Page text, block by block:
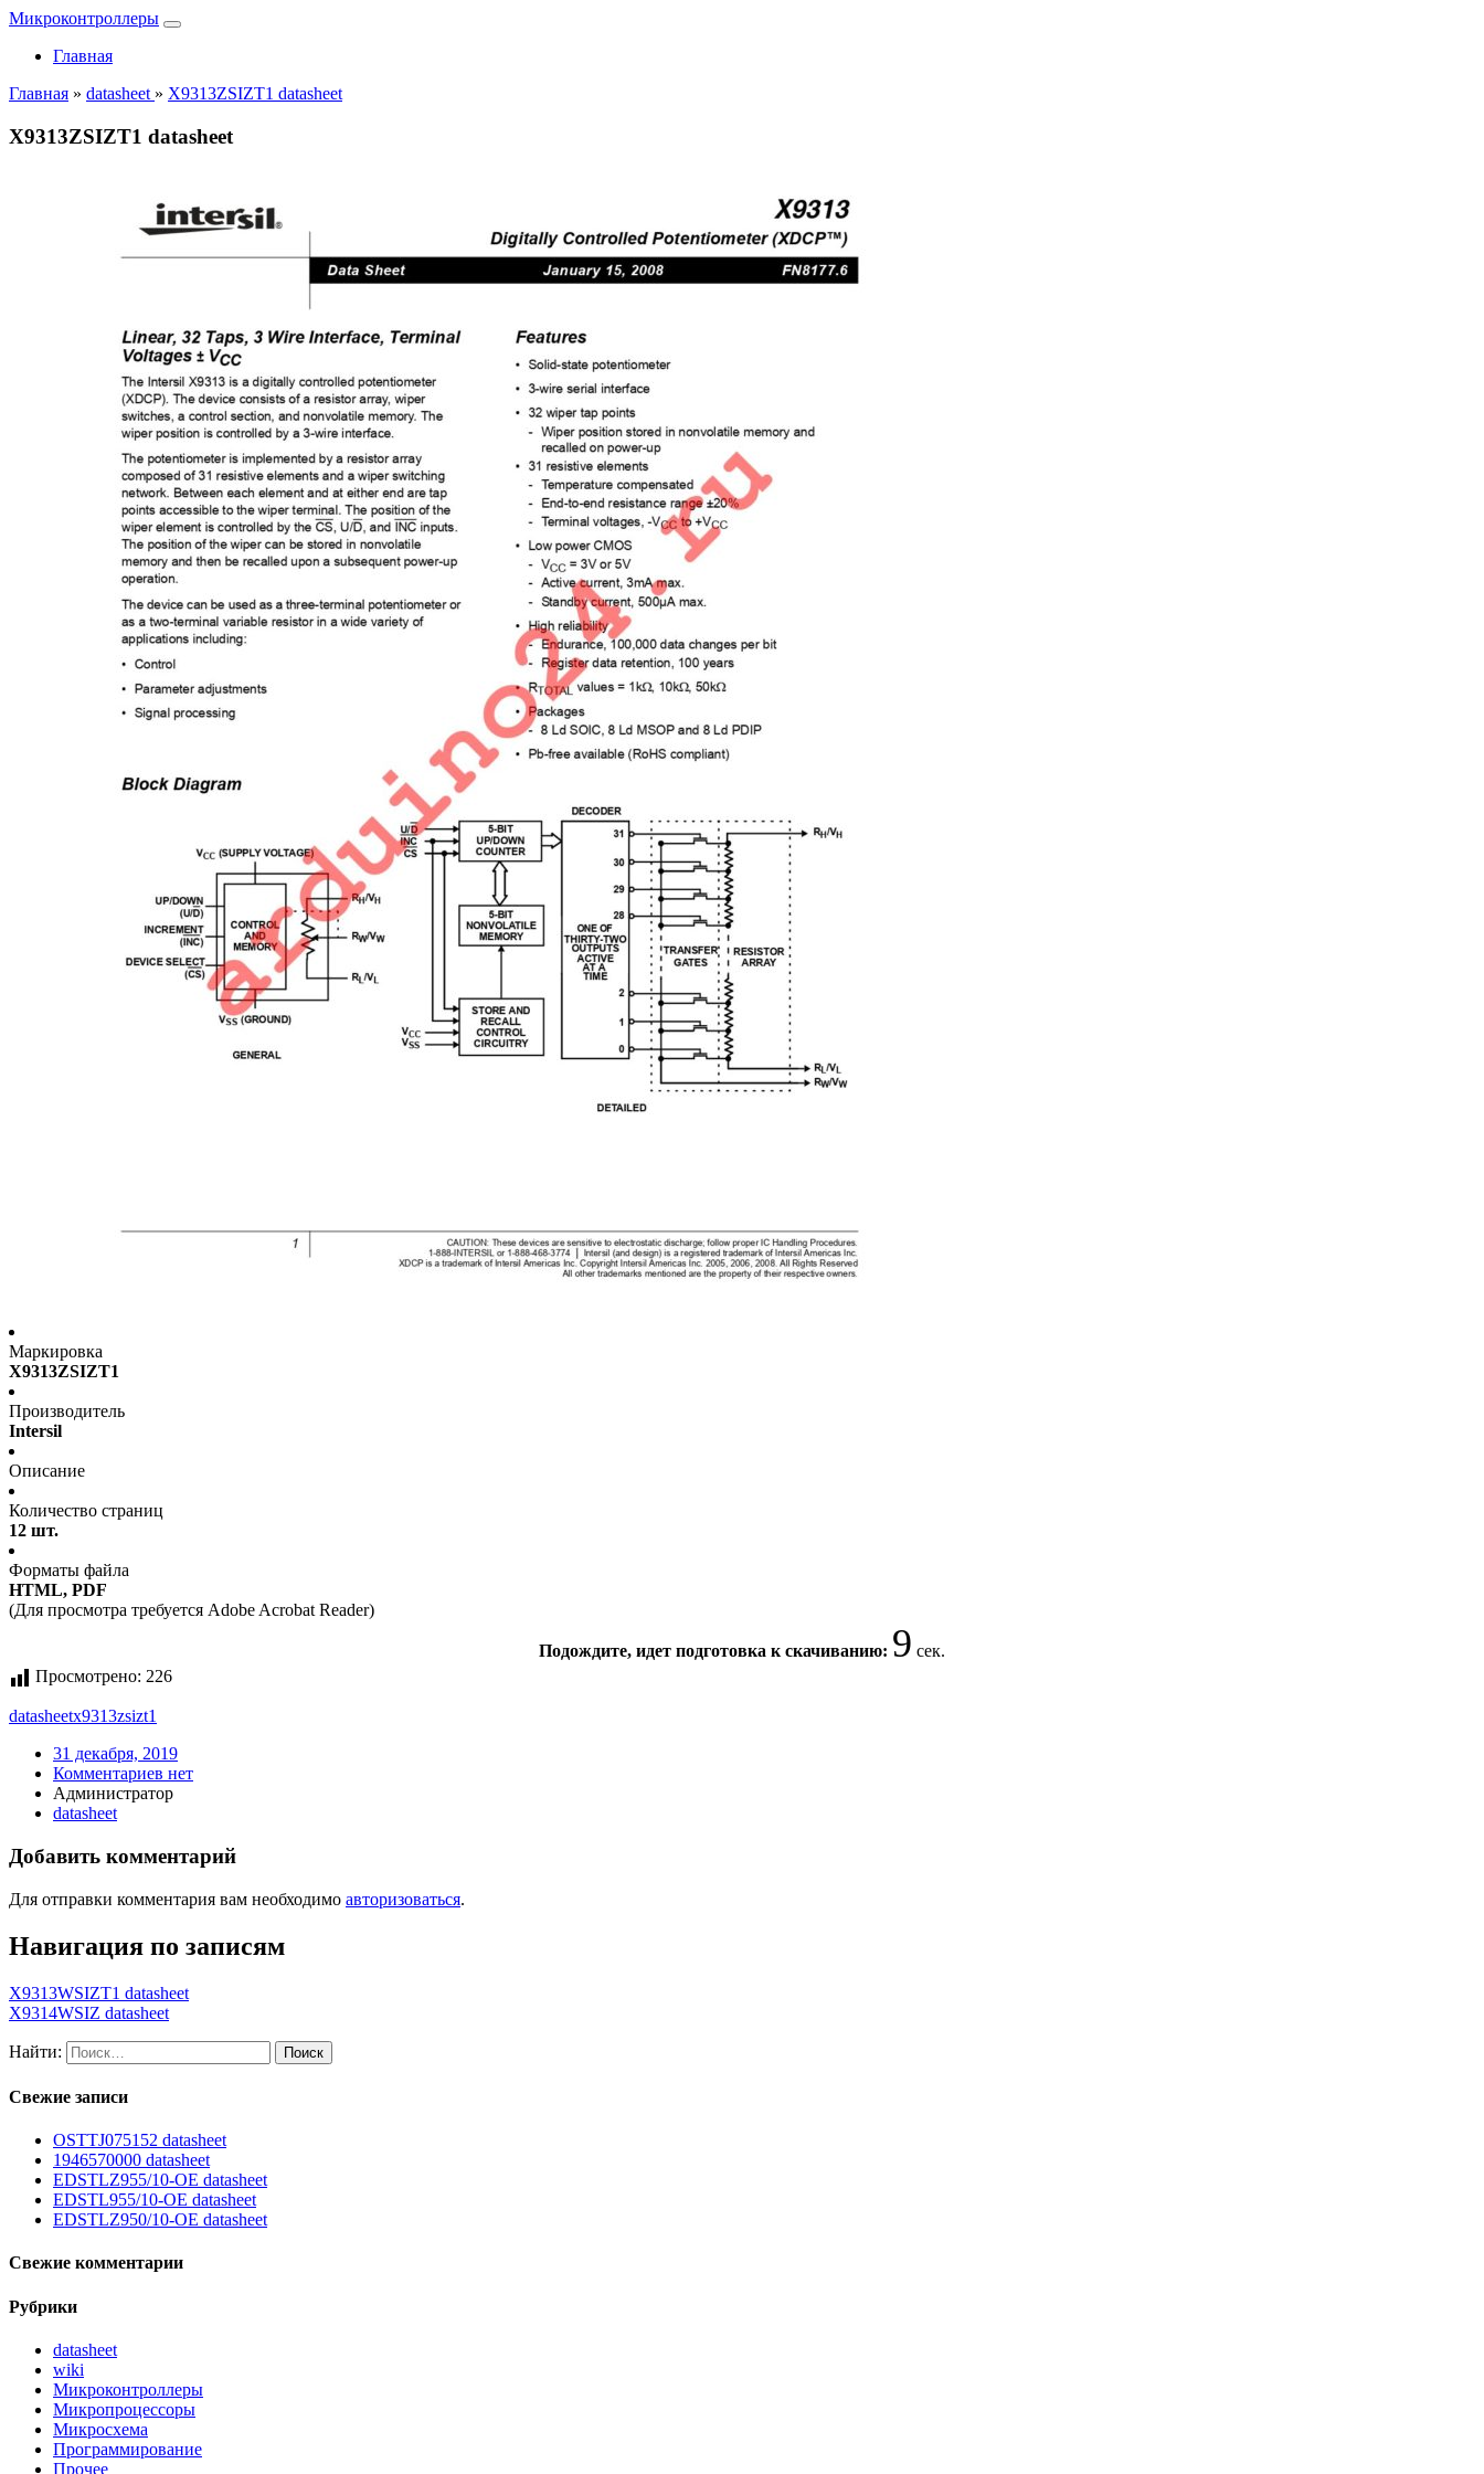
Микроконтроллеры
Главная
Главная » datasheet » X9313ZSIZT1 datasheet
X9313ZSIZT1 datasheet
Маркировка
X9313ZSIZT1
Производитель
Intersil
Описание
Количество страниц
12 шт.
Форматы файла
HTML, PDF
(Для просмотра требуется Adobe Acrobat Reader)
Подождите, идет подготовка к скачиванию: 9 сек.
Просмотрено: 226
datasheetx9313zsizt1
31 декабря, 2019
Комментариев нет
Администратор
datasheet
Добавить комментарий
Для отправки комментария вам необходимо авторизоваться.
Навигация по записям
X9313WSIZT1 datasheet
X9314WSIZ datasheet
Найти:
Свежие записи
OSTTJ075152 datasheet
1946570000 datasheet
EDSTLZ955/10-OE datasheet
EDSTL955/10-OE datasheet
EDSTLZ950/10-OE datasheet
Свежие комментарии
Рубрики
datasheet
wiki
Микроконтроллеры
Микропроцессоры
Микросхема
Программирование
Прочее